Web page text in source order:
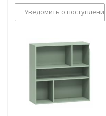
Уведомить о поступлении